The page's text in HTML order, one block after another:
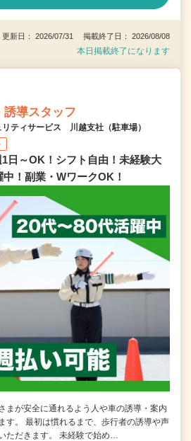
更新日： 2026/07/31 掲載終了日： 2026/08/08
本日掲載終了になります
誘導スタッフ
ティサービス 川越支社（駐車場）
1日～OK！シフト自由！未経験大
！副業・WワークOK！
まが安全に通れるよう人や車の誘導・案内
す。 最初は慣れるまで、歩行者の誘導や声
ただきます。 未経験で始め…